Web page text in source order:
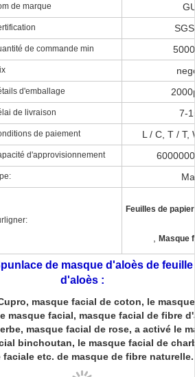
de marque
de commande min
d'emballage
de livraison 7-
de paiement L / C, T / T,
d'approvisionnement
Feuilles de
Masque
de masque d'aloès de
d'aloès :
masque facial de coton, le
masque facial, masque facial de fibre
masque facial de rose, a activé le
binchoutan, le masque facial de
faciale etc. de masque de fibre naturelle.